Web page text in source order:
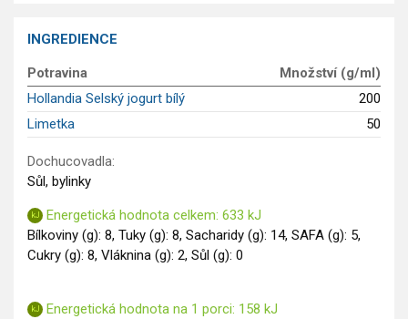
Dětské recepty
GLP-1 recepty
INGREDIENCE
Potravina
Množství (g/ml)
Hollandia Selský jogurt bílý
200
Limetka
50
Dochucovadla:
Sůl, bylinky
Energetická hodnota celkem: 633 kJ
Bílkoviny (g): 8, Tuky (g): 8, Sacharidy (g): 14, SAFA (g): 5,
Cukry (g): 8, Vláknina (g): 2, Sůl (g): 0
Energetická hodnota na 1 porci: 158 kJ